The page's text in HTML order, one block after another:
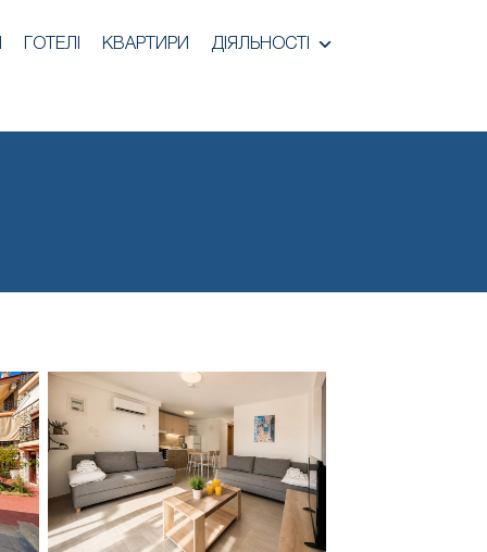
ГОТЕЛІ КВАРТИРИ ДІЯЛЬНОСТІ